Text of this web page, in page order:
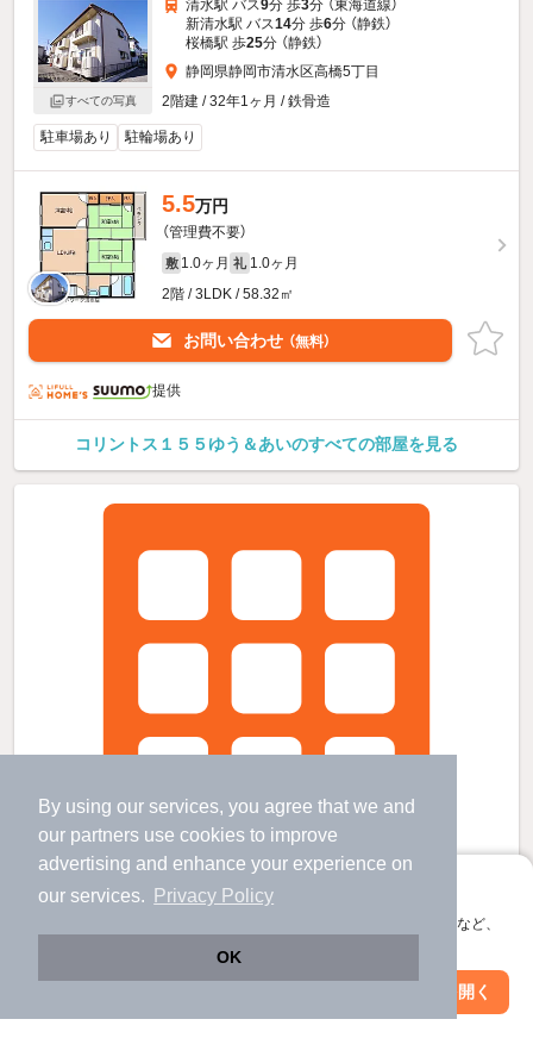
By using our services, you agree that we and
our partners use cookies to improve
advertising and enhance your experience on
our services.
Privacy Policy
OK
アプリに切り替えて、サクサクお部屋探し
会員登録なしですぐ使える。マップ検索やお気に入り保存など、
アプリを開く
すべての写真
清水駅 バス9分 歩3分 （東海道線）
新清水駅 バス14分 歩6分 （静鉄）
桜橋駅 歩25分 （静鉄）
静岡県静岡市清水区高橋5丁目
2階建 / 32年1ヶ月 / 鉄骨造
駐車場あり 駐輪場あり
5.5万円
（管理費不要）
敷 1.0ヶ月 礼 1.0ヶ月
2階 / 3LDK / 58.32㎡
お問い合わせ （無料）
提供
コリントス１５５ゆう＆あいのすべての部屋を見る
葵ハイツの賃貸物件
絞り込み条件を変更